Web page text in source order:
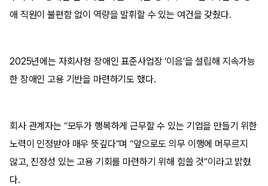
애 직원이 불편함 없이 역량을 발휘할 수 있는 여건을 갖췄다.
2025년에는 자회사형 장애인 표준사업장 ‘이음’을 설립해 지속가능
한 장애인 고용 기반을 마련하기도 했다.
회사 관계자는 “모두가 행복하게 근무할 수 있는 기업을 만들기 위한
노력이 인정받아 매우 뜻깊다”며 “앞으로도 의무 이행에 머무르지
않고, 진정성 있는 고용 기회를 마련하기 위해 힘쓸 것”이라고 밝혔
다.